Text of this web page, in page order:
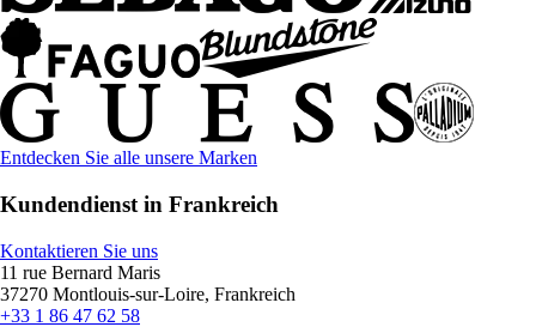
Entdecken Sie alle unsere Marken
Kundendienst in Frankreich
Kontaktieren Sie uns
11 rue Bernard Maris
37270 Montlouis-sur-Loire, Frankreich
+33 1 86 47 62 58